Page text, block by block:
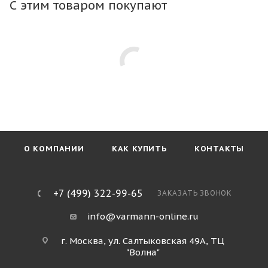
конвектор в любой тип пола. Тип профиля рамки не
С этим товаром покупают
О КОМПАНИИ КАК КУПИТЬ КОНТАКТЫ
+7 (499) 322-99-65 ЗАКАЗАТЬ ЗВОНОК
info@varmann-online.ru
г. Москва, ул. Салтыковская 49А, ТЦ
"Волна"